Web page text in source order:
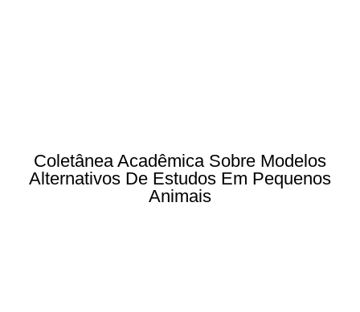
Coletânea Acadêmica Sobre Modelos
Alternativos De Estudos Em Pequenos
Animais